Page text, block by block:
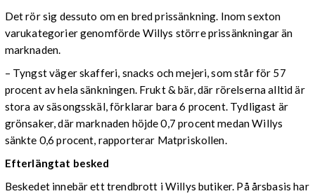
Det rör sig dessuto om en bred prissänkning. Inom sexton
varukategorier genomförde Willys större prissänkningar än
marknaden.
– Tyngst väger skafferi, snacks och mejeri, som står för 57
procent av hela sänkningen. Frukt & bär, där rörelserna alltid är
stora av säsongsskäl, förklarar bara 6 procent. Tydligast är
grönsaker, där marknaden höjde 0,7 procent medan Willys
sänkte 0,6 procent, rapporterar Matpriskollen.
Efterlängtat besked
Beskedet innebär ett trendbrott i Willys butiker. På årsbasis har